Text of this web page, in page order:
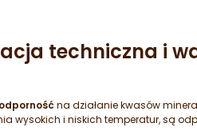
techniczna i
odpornośćna działanie kwasów
wysokich i niskich temperatur, są